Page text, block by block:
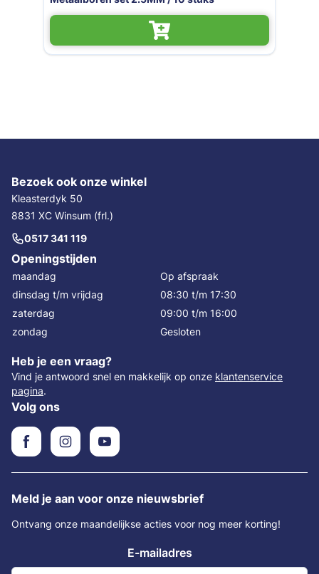
Bezoek ook onze winkel
Kleasterdyk 50
8831 XC Winsum (frl.)
0517 341 119
Openingstijden
maandag
Op afspraak
dinsdag t/m vrijdag
08:30 t/m 17:30
zaterdag
09:00 t/m 16:00
zondag
Gesloten
Heb je een vraag?
Vind je antwoord snel en makkelijk op onze klantenservice
pagina.
Volg ons
Meld je aan voor onze nieuwsbrief
Ontvang onze maandelijkse acties voor nog meer korting!
E-mailadres